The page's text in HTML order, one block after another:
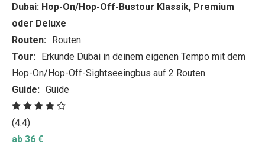
Dubai: Hop-On/Hop-Off-Bustour Klassik, Premium
oder Deluxe
Routen: Routen
Tour: Erkunde Dubai in deinem eigenen Tempo mit dem
Hop-On/Hop-Off-Sightseeingbus auf 2 Routen
Guide: Guide
(4.4)
ab 36 €